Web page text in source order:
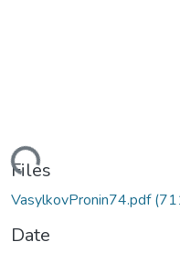
Loading...
Files
VasylkovPronin74.pdf
Date